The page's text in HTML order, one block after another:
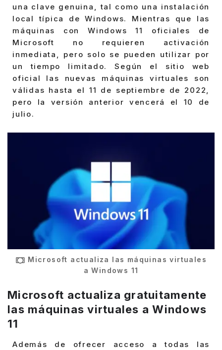
una clave genuina, tal como una instalación
local típica de Windows. Mientras que las
máquinas con Windows 11 oficiales de
Microsoft no requieren activación
inmediata, pero solo se pueden utilizar por
un tiempo limitado. Según el sitio web
oficial las nuevas máquinas virtuales son
válidas hasta el 11 de septiembre de 2022,
pero la versión anterior vencerá el 10 de
julio.
Microsoft actualiza las máquinas virtuales
a Windows 11
Microsoft actualiza gratuitamente
las máquinas virtuales a Windows
11
Además de ofrecer acceso a todas las